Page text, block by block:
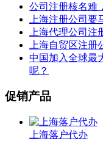
公司注册核名难
上海注册公司要
上海代理公司注
上海自贸区注册
中国加入全球最
呢？
促销产品
上海落户代办